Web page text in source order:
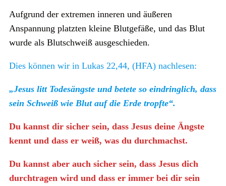
Aufgrund der extremen inneren und äußeren
Anspannung platzten kleine Blutgefäße, und das Blut
wurde als Blutschweiß ausgeschieden.
Dies können wir in Lukas 22,44, (HFA) nachlesen:
„Jesus litt Todesängste und betete so eindringlich, dass
sein Schweiß wie Blut auf die Erde tropfte“.
Du kannst dir sicher sein, dass Jesus deine Ängste
kennt und dass er weiß, was du durchmachst.
Du kannst aber auch sicher sein, dass Jesus dich
durchtragen wird und dass er immer bei dir sein